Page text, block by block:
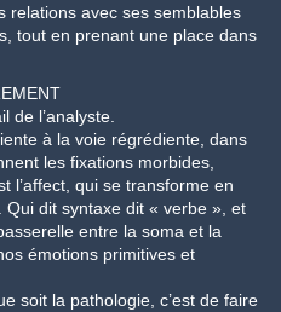
relations avec ses semblables
tout en prenant une place dans
de l’analyste.
à la voie régrédiente, dans
les fixations morbides,
l’affect, qui se transforme en
dit syntaxe dit « verbe », et
entre la soma et la
émotions primitives et
soit la pathologie, c’est de faire